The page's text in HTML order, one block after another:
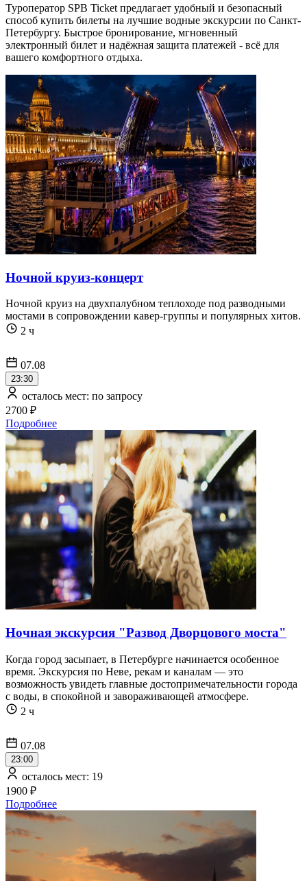
Туроператор SPB Ticket предлагает удобный и безопасный
способ купить билеты на лучшие водные экскурсии по Санкт-
Петербургу. Быстрое бронирование, мгновенный
электронный билет и надёжная защита платежей - всё для
вашего комфортного отдыха.
Ночной круиз-концерт
Ночной круиз на двухпалубном теплоходе под разводными
мостами в сопровождении кавер-группы и популярных хитов.
2 ч
07.08
23:30
осталось мест: по запросу
2700 ₽
Подробнее
Ночная экскурсия "Развод Дворцового моста"
Когда город засыпает, в Петербурге начинается особенное
время. Экскурсия по Неве, рекам и каналам — это
возможность увидеть главные достопримечательности города
с воды, в спокойной и завораживающей атмосфере.
2 ч
07.08
23:00
осталось мест: 19
1900 ₽
Подробнее